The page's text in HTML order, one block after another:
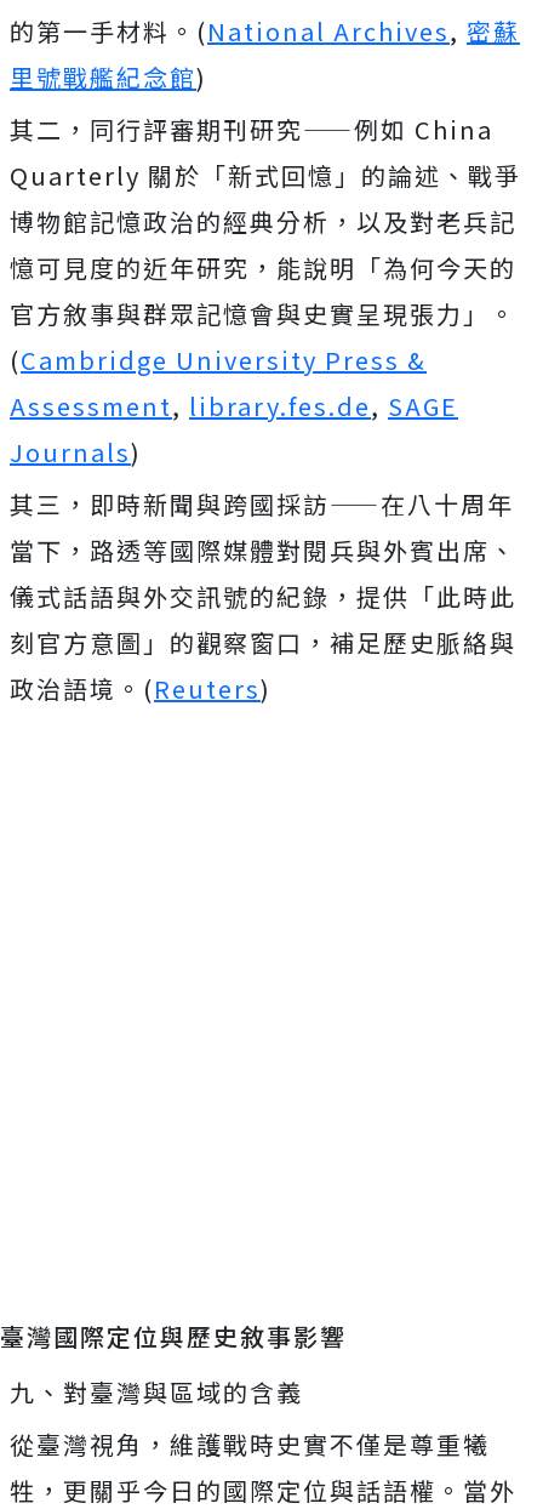
的第一手材料。(National Archives, 密蘇
里號戰艦紀念館)
其二，同行評審期刊研究——例如 China
Quarterly 關於「新式回憶」的論述、戰爭
博物館記憶政治的經典分析，以及對老兵記
憶可見度的近年研究，能說明「為何今天的
官方敘事與群眾記憶會與史實呈現張力」。
(Cambridge University Press &
Assessment, library.fes.de, SAGE
Journals)
其三，即時新聞與跨國採訪——在八十周年
當下，路透等國際媒體對閱兵與外賓出席、
儀式話語與外交訊號的紀錄，提供「此時此
刻官方意圖」的觀察窗口，補足歷史脈絡與
政治語境。(Reuters)
臺灣國際定位與歷史敘事影響
九、對臺灣與區域的含義
從臺灣視角，維護戰時史實不僅是尊重犧
牲，更關乎今日的國際定位與話語權。當外